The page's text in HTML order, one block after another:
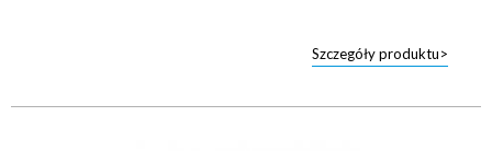
Szczegóły produktu>